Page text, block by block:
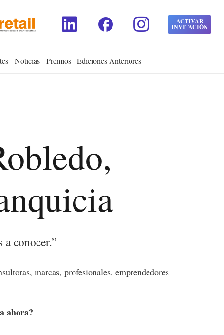
facebook ACTIVAR
INVITACIÓN
Noticias Premios Ediciones Anteriores
conocer.”
marcas, profesionales, emprendedores
ahora?